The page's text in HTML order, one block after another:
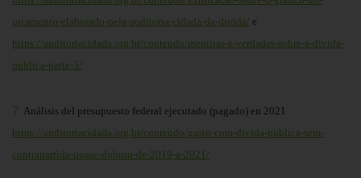
orcamento-elaborado-pela-auditoria-cidada-da-divida/ e
https://auditoriacidada.org.br/conteudo/mentiras-e-verdades-sobre-a-divida-
publica-parte-3/
7 Análisis del presupuesto federal ejecutado (pagado) en 2021
https://auditoriacidada.org.br/conteudo/gasto-com-divida-publica-sem-
contrapartida-quase-dobrou-de-2019-a-2021/